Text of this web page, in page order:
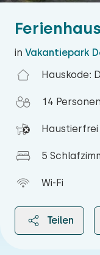
in Vakantiepark
Hauskode:
14 Personen
Haustierfrei
5
Wi-Fi
Teilen